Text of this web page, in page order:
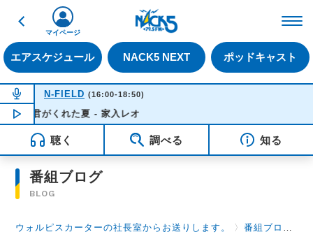
戻る
エアスケジュール NACK5 NEXT ポッドキャスト
マイページ
NOW ON AIR
N-FIELD (16:00-18:50)
NOW PLAYING18:38
君がくれた夏 - 家入レオ
聴く 調べる 知る
番組ブログ
BLOG
ウォルピスカーターの社長室からお送りします。 〉番組ブログ